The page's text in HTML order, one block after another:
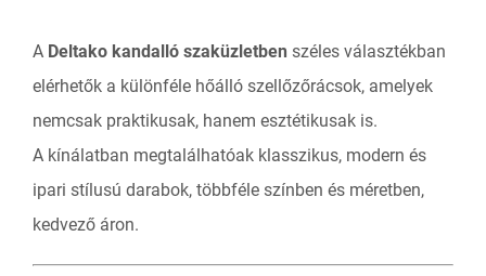
A Deltako kandalló szaküzletben széles választékban
elérhetők a különféle hőálló szellőzőrácsok, amelyek
nemcsak praktikusak, hanem esztétikusak is.
A kínálatban megtalálhatóak klasszikus, modern és
ipari stílusú darabok, többféle színben és méretben,
kedvező áron.